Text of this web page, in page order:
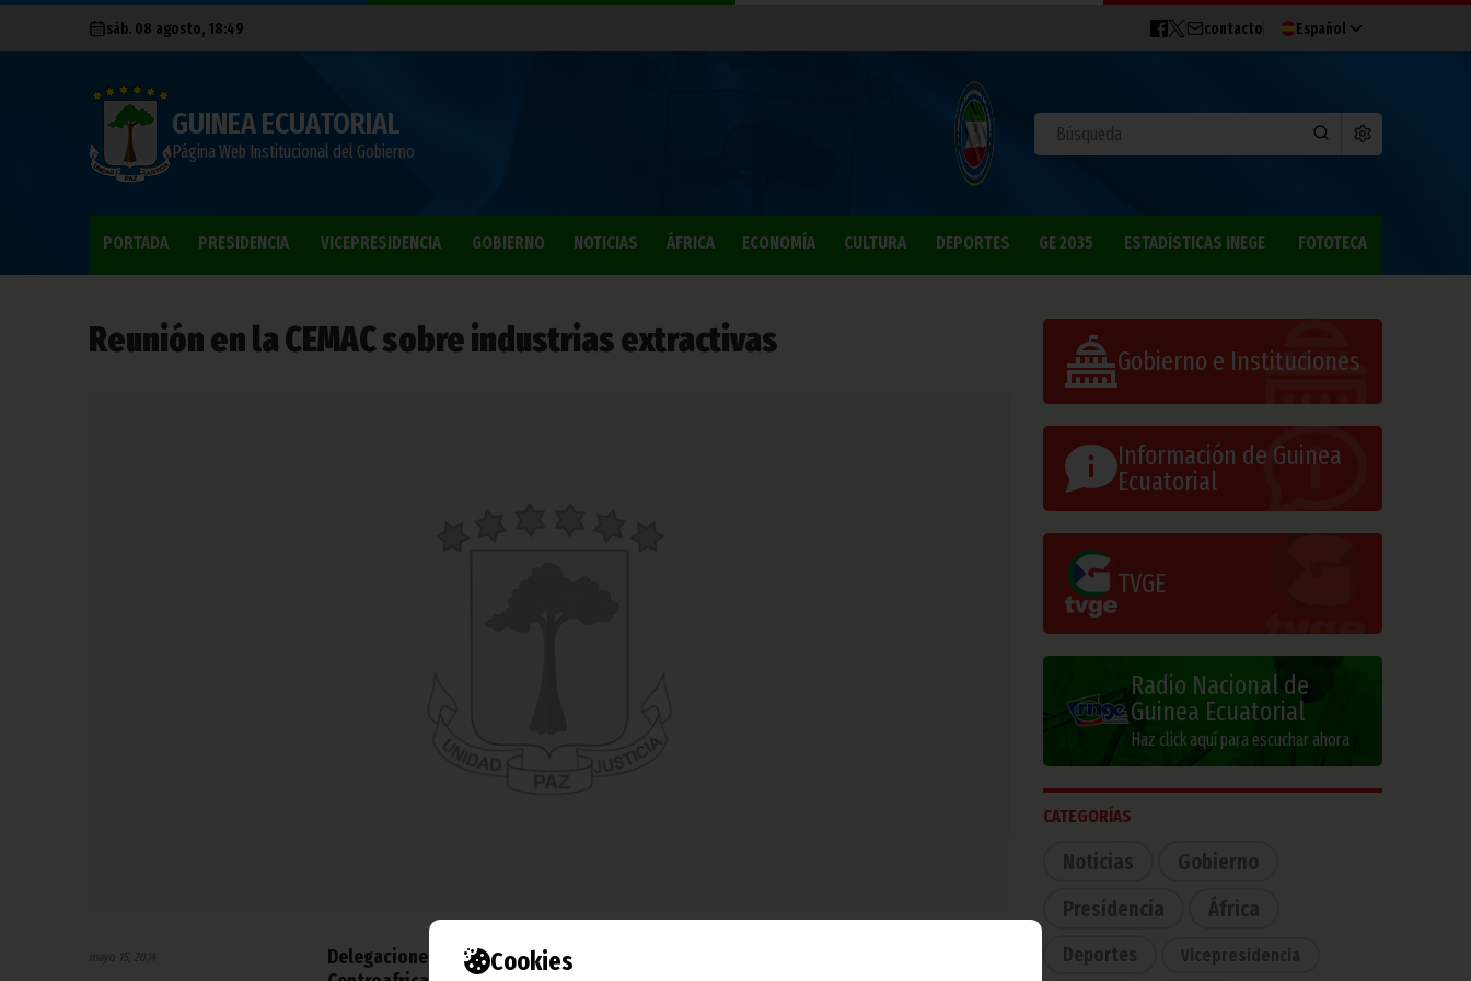
Cookies
sáb. 08 agosto, 18:49 contacto Español
GUINEA ECUATORIAL
Página Web Institucional del Gobierno
PORTADA PRESIDENCIA VICEPRESIDENCIA GOBIERNO NOTICIAS ÁFRICA ECONOMÍA CULTURA DEPORTES GE 2035 ESTADÍSTICAS INEGE FOTOTECA
Reunión en la CEMAC sobre industrias extractivas
mayo 15, 2014
Delegaciones de Guinea Ecuatorial, Camerún, Gabón, Chad, Congo y República
Gobierno e Instituciones
Información de Guinea
Ecuatorial
TVGE
Radio Nacional de
Guinea Ecuatorial
Haz click aquí para escuchar ahora
CATEGORÍAS
Noticias
Gobierno
Presidencia
África
Deportes Vicepresidencia